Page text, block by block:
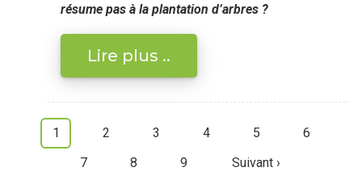
résume pas à la plantation d’arbres ?
Lire plus ..
Pagination
Page
courante
1 Page
2 Page
3 Page
4 Page
5 Page
6
Page
7 Page
8 Page
9
Page
Suivant ›